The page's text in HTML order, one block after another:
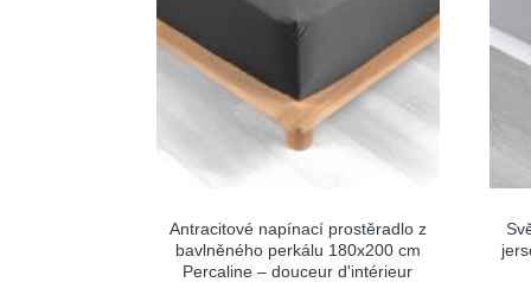
Antracitové napínací prostěradlo z
bavlněného perkálu 180x200 cm
Percaline – douceur d'intérieur